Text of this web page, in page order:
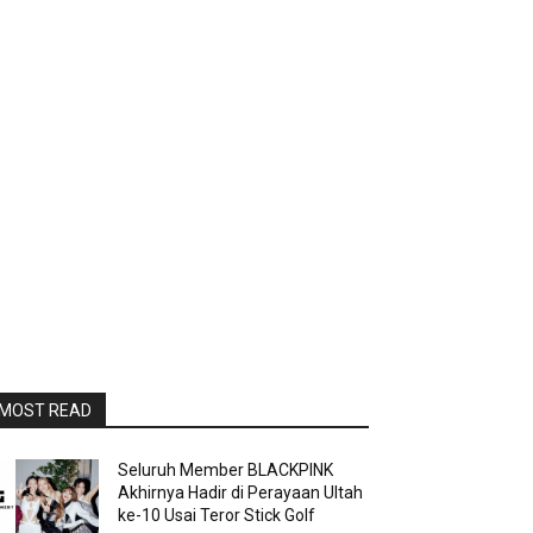
READ
Seluruh Member BLACKPINK
Akhirnya Hadir di Perayaan Ultah
ke-10 Usai Teror Stick Golf